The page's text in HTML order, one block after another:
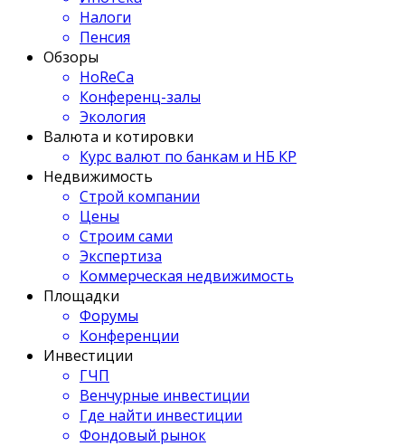
Налоги
Пенсия
Обзоры
HoReCa
Конференц-залы
Экология
Валюта и котировки
Курс валют по банкам и НБ КР
Недвижимость
Строй компании
Цены
Строим сами
Экспертиза
Коммерческая недвижимость
Площадки
Форумы
Конференции
Инвестиции
ГЧП
Венчурные инвестиции
Где найти инвестиции
Фондовый рынок